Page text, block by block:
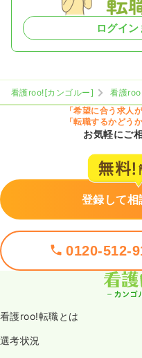
ログイ
看護roo![カンゴルー] 看護
「希望に合う求人
「転職するかどう
お気軽にご
登録して相
0120-512-
看護roo!転職とは
選考状況